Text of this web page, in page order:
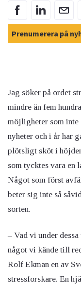
Prenumerera på
Jag söker på ordet
mindre än fem
möjligheter som
nyheter och i år har
plötsligt sköt i
som tycktes vara en
Något som först
beter sig inte så
sorten.
– Vad vi under
något vi kände till
Rolf Ekman en av
stressforskare. En